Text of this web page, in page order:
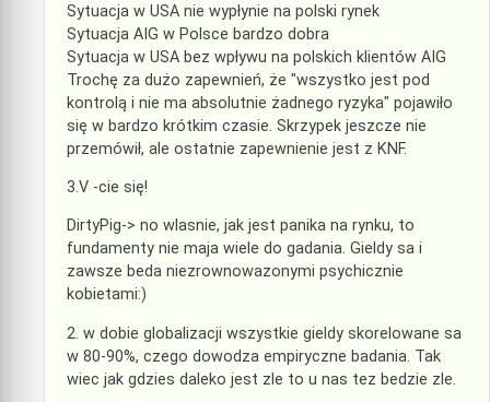
Sytuacja w USA nie wypłynie na polski rynek
Sytuacja AIG w Polsce bardzo dobra
Sytuacja w USA bez wpływu na polskich klientów AIG
Trochę za dużo zapewnień, że "wszystko jest pod
kontrolą i nie ma absolutnie żadnego ryzyka" pojawiło
się w bardzo krótkim czasie. Skrzypek jeszcze nie
przemówił, ale ostatnie zapewnienie jest z KNF.
3.V -cie się!
DirtyPig-> no wlasnie, jak jest panika na rynku, to
fundamenty nie maja wiele do gadania. Gieldy sa i
zawsze beda niezrownowazonymi psychicznie
kobietami:)
2. w dobie globalizacji wszystkie gieldy skorelowane sa
w 80-90%, czego dowodza empiryczne badania. Tak
wiec jak gdzies daleko jest zle to u nas tez bedzie zle.